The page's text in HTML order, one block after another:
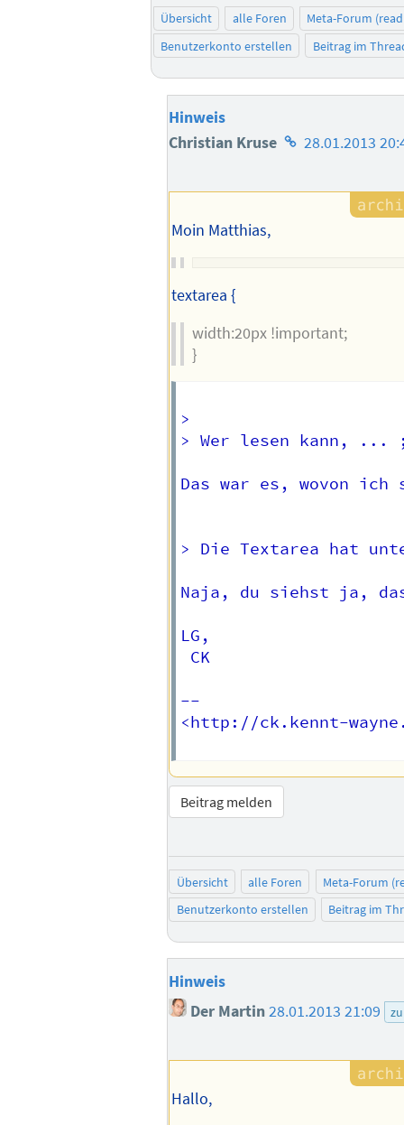
Übersicht alle Foren
Meta-Forum
Benutzerkonto erstellen
Beitrag im
Hinweis
Christian Kruse Homepage
Autors
28.01.2013
Moin Matthias,
textarea {
width:20px !important;
}
>
> Wer lesen kann,
Das war es, wovon
> Die Textarea hat
Naja, du siehst ja,
LG,
CK
--
<http://ck.kennt-
Beitrag melden
Übersicht alle Foren
Meta-Forum
Benutzerkonto erstellen
Beitrag im
Hinweis
Der Martin 28.01.2013 21:09
Hallo,